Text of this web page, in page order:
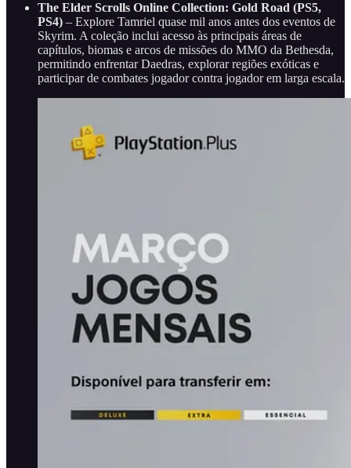
The Elder Scrolls Online Collection: Gold Road (PS5,
PS4) – Explore Tamriel quase mil anos antes dos eventos de
Skyrim. A coleção inclui acesso às principais áreas de
capítulos, biomas e arcos de missões do MMO da Bethesda,
permitindo enfrentar Daedras, explorar regiões exóticas e
participar de combates jogador contra jogador em larga escala.